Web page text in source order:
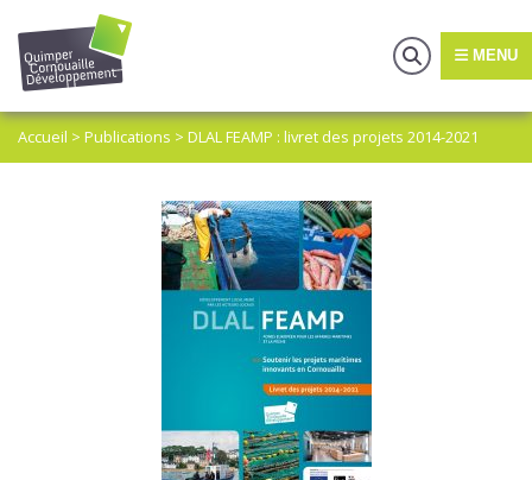
MENU
Accueil > Publications > DLAL FEAMP : livret des projets 2014-2021